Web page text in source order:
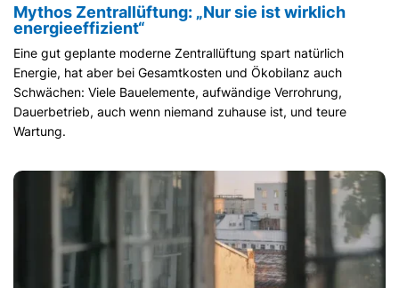
Mythos Zentrallüftung: „Nur sie ist wirklich
energieeffizient“
Eine gut geplante moderne Zentrallüftung spart natürlich
Energie, hat aber bei Gesamtkosten und Ökobilanz auch
Schwächen: Viele Bauelemente, aufwändige Verrohrung,
Dauerbetrieb, auch wenn niemand zuhause ist, und teure
Wartung.